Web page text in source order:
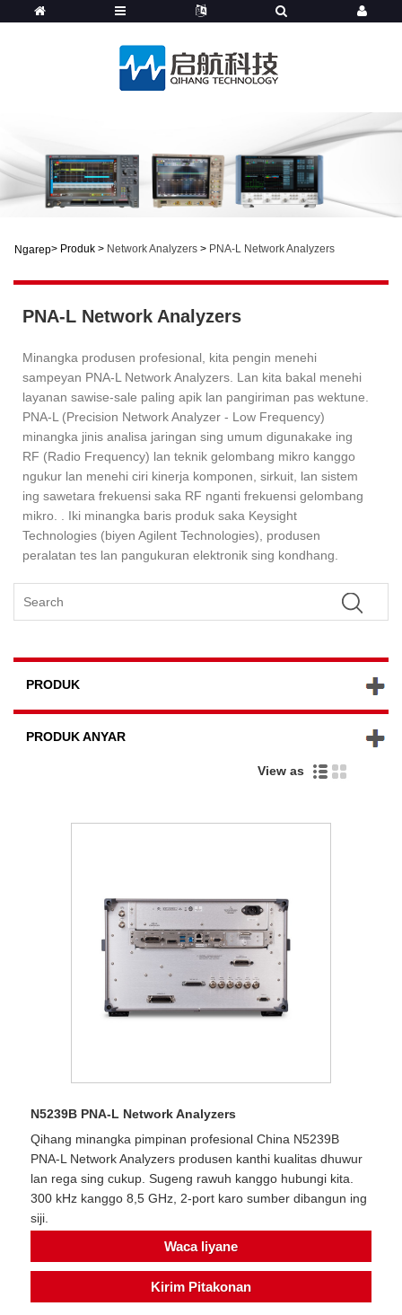
Ngarep> Produk > Network Analyzers > PNA-L Network Analyzers
PNA-L Network Analyzers
Minangka produsen profesional, kita pengin menehi
sampeyan PNA-L Network Analyzers. Lan kita bakal menehi
layanan sawise-sale paling apik lan pangiriman pas wektune.
PNA-L (Precision Network Analyzer - Low Frequency)
minangka jinis analisa jaringan sing umum digunakake ing
RF (Radio Frequency) lan teknik gelombang mikro kanggo
ngukur lan menehi ciri kinerja komponen, sirkuit, lan sistem
ing sawetara frekuensi saka RF nganti frekuensi gelombang
mikro. . Iki minangka baris produk saka Keysight
Technologies (biyen Agilent Technologies), produsen
peralatan tes lan pangukuran elektronik sing kondhang.
PRODUK
PRODUK ANYAR
View as
N5239B PNA-L Network Analyzers
Qihang minangka pimpinan profesional China N5239B
PNA-L Network Analyzers produsen kanthi kualitas dhuwur
lan rega sing cukup. Sugeng rawuh kanggo hubungi kita.
300 kHz kanggo 8,5 GHz, 2-port karo sumber dibangun ing
siji.
Waca liyane
Kirim Pitakonan